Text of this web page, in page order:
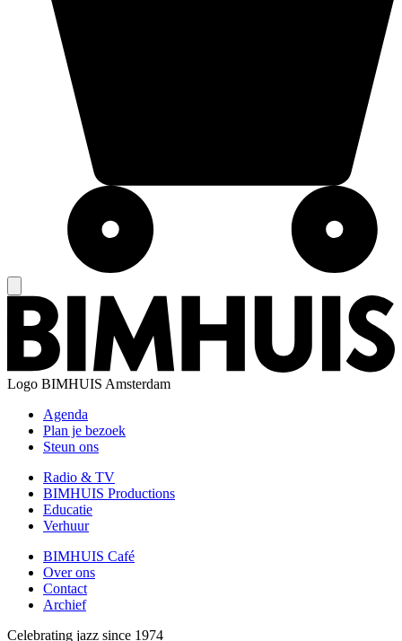
Logo BIMHUIS Amsterdam
Agenda
Plan je bezoek
Steun ons
Radio & TV
BIMHUIS Productions
Educatie
Verhuur
BIMHUIS Café
Over ons
Contact
Archief
Celebrating jazz since 1974